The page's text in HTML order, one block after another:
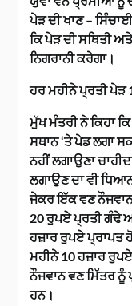
ਪੇੜ ਦੀ ਖਾਣ –
ਕਿ ਪੇੜ ਦੀ ਸਥਿਤੀ
ਨਿਗਰਾਨੀ ਕਰੇਗਾ।
ਹਰ ਮਹੀਨੇ ਪ੍ਰਤੀ ਪੇੜ
ਮੁੱਖ ਮੰਤਰੀ ਨੇ ਕਿਹਾ
ਸਥਾਨ ‘ਤੇ ਪੇਡ ਲਗਾ
ਨਹੀਂ ਲਗਾਉਣਾ
ਲਗਾਉਣ ਦਾ ਵੀ
ਜੇਕਰ ਇੱਕ ਵਣ ਨੌਜਵਾਨ
20 ਰੁਪਏ ਪ੍ਰਤੀ ਗੰਢੇ
ਹਜ਼ਾਰ ਰੁਪਏ ਪ੍ਰਾਪਤ
ਮਹੀਨੇ 10 ਹਜ਼ਾਰ
ਨੌਜਵਾਨ ਵਣ ਮਿੱਤਰ ਨੂੰ
ਹਨ।